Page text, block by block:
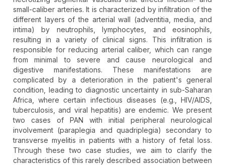
small-caliber arteries. It is characterized by infiltration of the
different layers of the arterial wall (adventitia, media, and
intima) by neutrophils, lymphocytes, and eosinophils,
resulting in a variety of clinical signs. This infiltration is
responsible for reducing arterial caliber, which can range
from minimal to severe and cause neurological and
digestive manifestations. These manifestations are
complicated by a deterioration in the patient's general
condition, leading to diagnostic uncertainty in sub-Saharan
Africa, where certain infectious diseases (e.g., HIV/AIDS,
tuberculosis, and viral hepatitis) are endemic. We present
two cases of PAN with initial peripheral neurological
involvement (paraplegia and quadriplegia) secondary to
transverse myelitis in patients with a history of fetal loss.
Through these two case studies, we aim to clarify the
characteristics of this rarely described association between